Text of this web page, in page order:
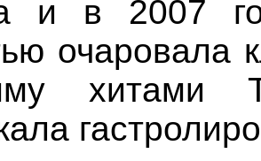
и в 2007
очаровала